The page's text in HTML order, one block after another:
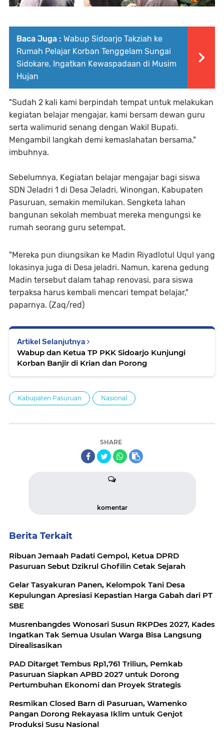
Baca Juga : Wabup Sidoarjo Takziah ke
Rumah Pelajar Korban Tenggelam Sungai
Sidokare, Ingatkan Kewaspadaan di Musim
Hujan
"Sudah 2 kali kami berpindah tempat untuk melakukan
kegiatan belajar mengajar, kami bersam dewan guru
serta walimurid senang dengan Wakil Bupati.
Mengambil langkah demi kemaslahatan bersama,"
imbuhnya.
Sebelumnya, Kegiatan belajar mengajar bagi siswa
SDN Jeladri 1 di Desa Jeladri, Winongan, Kabupaten
Pasuruan, semakin memilukan. Sengketa lahan
bangunan sekolah membuat mereka mengungsi ke
rumah seorang guru setempat.
"Mereka pun diungsikan ke Madin Riyadlotul Uqul yang
lokasinya juga di Desa jeladri. Namun, karena gedung
Madin tersebut dalam tahap renovasi, para siswa
terpaksa harus kembali mencari tempat belajar,"
paparnya. (Zaq/red)
Artikel Selanjutnya
Wabup dan Ketua TP PKK Sidoarjo Kunjungi
Korban Banjir di Krian dan Porong
Kabupaten Pasuruan Nasional
SHARE
komentar
Berita Terkait
Ribuan Jemaah Padati Gempol, Ketua DPRD
Pasuruan Sebut Dzikrul Ghofilin Cetak Sejarah
Gelar Tasyakuran Panen, Kelompok Tani Desa
Kepulungan Apresiasi Kepastian Harga Gabah dari PT
SBE
Musrenbangdes Wonosari Susun RKPDes 2027, Kades
Ingatkan Tak Semua Usulan Warga Bisa Langsung
Direalisasikan
PAD Ditarget Tembus Rp1,761 Triliun, Pemkab
Pasuruan Siapkan APBD 2027 untuk Dorong
Pertumbuhan Ekonomi dan Proyek Strategis
Resmikan Closed Barn di Pasuruan, Wamenko
Pangan Dorong Rekayasa Iklim untuk Genjot
Produksi Susu Nasional